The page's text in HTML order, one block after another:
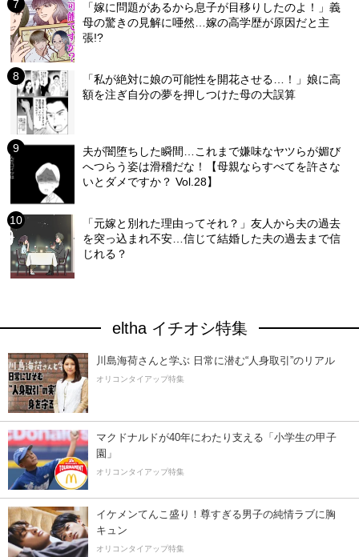
「嫁に問題があるから息子が目移りしたのよ！」義
母の驚きの見解に唖然…嫁の高学歴が原因だと主
張!?
「私が絶対に娘の可能性を開花させる…！」娘に高
額を注ぎ自分の夢を押しつけた母の大誤算
夫が闇堕ちした瞬間…これまで嫌味なヤツらが媚び
へつらう姿は滑稽だな！【母親ならすべてを許さな
いとダメですか？ Vol.28】
「元嫁と別れた理由ってそれ？」友人から夫の過去
を突っ込まれ不安…信じて結婚した夫の過去まで信
じれる？
eltha イチオシ特集
川島海荷さんと学ぶ 日常に潜む“人身取引”のリアル
オリコンタイアップ特集
マクドナルドが40年にわたり支える「小学生の甲子
園」
オリコンタイアップ特集
イケメンてんこ盛り！尊すぎる男子の純情ラブに胸
キュン
オリコンタイアップ特集